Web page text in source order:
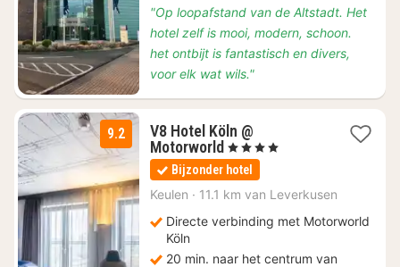
"Op loopafstand van de Altstadt. Het
hotel zelf is mooi, modern, schoon.
het ontbijt is fantastisch en divers,
voor elk wat wils."
9.2
V8 Hotel Köln @
Motorworld 1
nacht
vanaf
€
, 4 Sterren
Bijzonder hotel
Keulen · 11.1 km van Leverkusen
Directe verbinding met Motorworld
Köln
20 min. naar het centrum van